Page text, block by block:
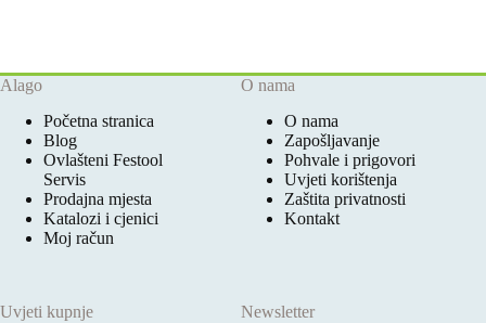
Alago
Početna stranica
Blog
Ovlašteni Festool
Servis
Prodajna mjesta
Katalozi i cjenici
Moj račun
O nama
O nama
Zapošljavanje
Pohvale i prigovori
Uvjeti korištenja
Zaštita privatnosti
Kontakt
Uvjeti kupnje
Newsletter